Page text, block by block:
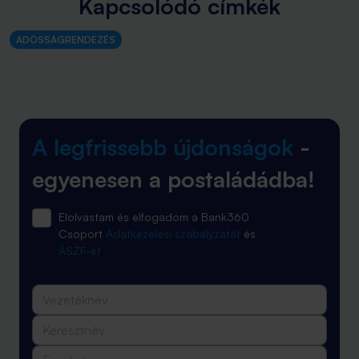
Kapcsolódó címkék
ADÓSSÁGRENDEZÉS
A legfrissebb újdonságok -
egyenesen a postaládádba!
Elolvastam és elfogadom a Bank360
Csoport Adatkezelési szabályzatát és
ÁSZF-ét